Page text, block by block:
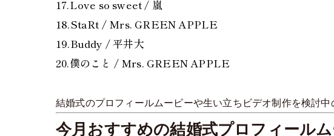
17.Love so sweet / 嵐
18.StaRt / Mrs. GREEN APPLE
19.Buddy / 平井大
20.僕のこと / Mrs. GREEN APPLE
結婚式のプロフィールムービーや生い立ちビデオ制作を検討
今月おすすめの結婚式プロフィールム